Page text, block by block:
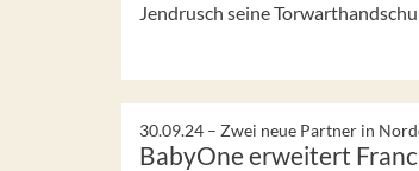
Jendrusch seine
30.09.24 – Zwei neue Partner in
BabyOne erweitert